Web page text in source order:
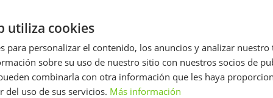
el cual adquirí conocimientos
sobre lingüística, literatura y
el aprendizaje de lenguas.
Tengo un nivel de inglés C2
certificado por la Escuela
Oficial de Idiomas y C1 de
francés por el Instituto
utiliza cookies
para personalizar el contenido, los anuncios y analizar nuestro
sobre su uso de nuestro sitio con nuestros socios de
combinarla con otra información que les haya
del uso de sus servicios. Más información